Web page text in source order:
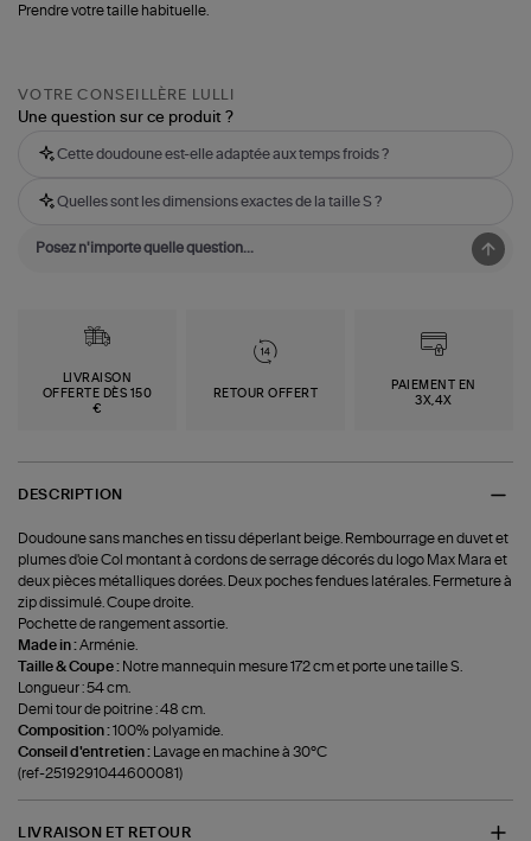
Prendre votre taille habituelle.
VOTRE CONSEILLÈRE LULLI
Une question sur ce produit ?
Cette doudoune est-elle adaptée aux temps froids ?
Quelles sont les dimensions exactes de la taille S ?
LIVRAISON
OFFERTE DÈS 150
€
RETOUR OFFERT
PAIEMENT EN
3X,4X
DESCRIPTION
Doudoune sans manches en tissu déperlant beige. Rembourrage en duvet et
plumes d'oie Col montant à cordons de serrage décorés du logo Max Mara et
deux pièces métalliques dorées. Deux poches fendues latérales. Fermeture à
zip dissimulé. Coupe droite.
Pochette de rangement assortie.
Made in :Arménie.
Taille & Coupe : Notre mannequin mesure 172 cm et porte une taille S.
Longueur : 54 cm.
Demi tour de poitrine : 48 cm.
Composition :100% polyamide.
Conseil d'entretien :
Lavage en machine à 30°C
(ref-2519291044600081)
LIVRAISON ET RETOUR